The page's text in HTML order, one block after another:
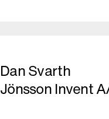
Dan Svarth
Jönsson Invent